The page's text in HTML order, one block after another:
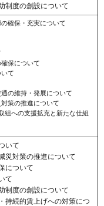
制度の創設について
確保・充実について
保について
て
の維持・発展について
策の推進について
組への支援拡充と新たな仕組
いて
災対策の推進について
について
て
制度の創設について
持続的賃上げへの対策につ